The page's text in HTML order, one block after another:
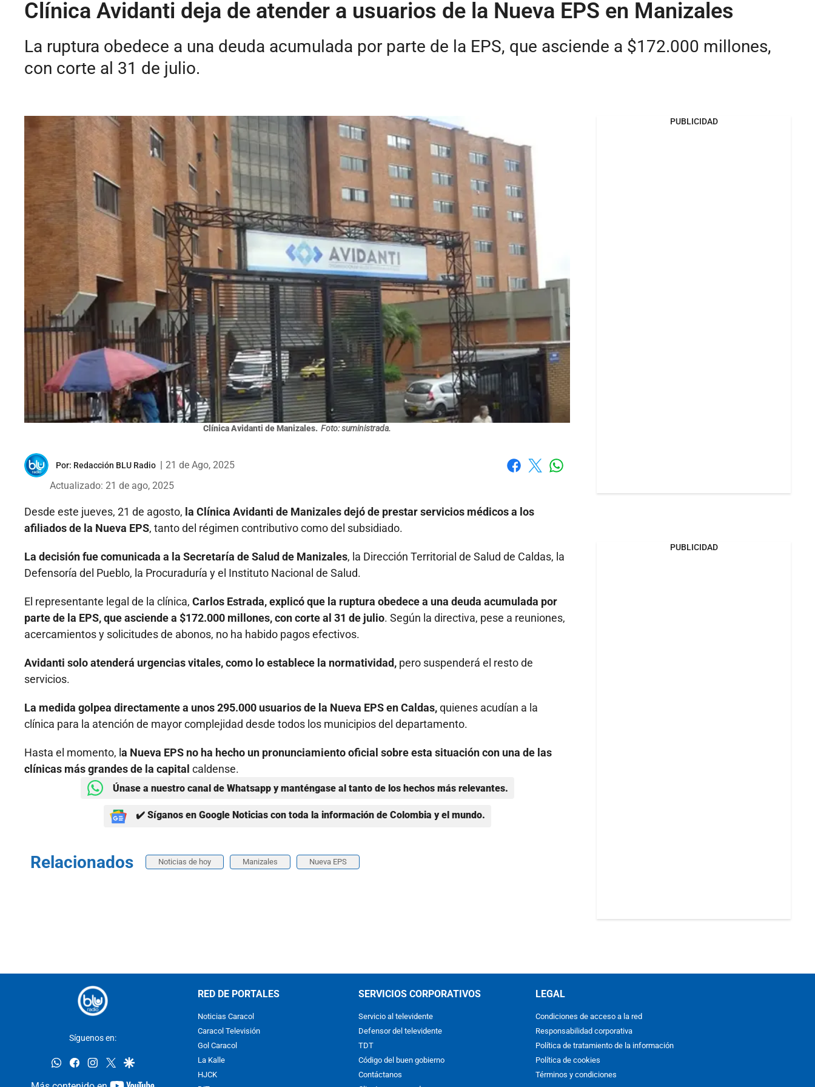
Clínica Avidanti deja de atender a usuarios de la Nueva EPS en Manizales
La ruptura obedece a una deuda acumulada por parte de la EPS, que asciende a $172.000 millones,
con corte al 31 de julio.
Clínica Avidanti de Manizales. Foto: suministrada.
Por: Redacción BLU Radio
21 de Ago, 2025
Actualizado: 21 de ago, 2025
Desde este jueves, 21 de agosto, la Clínica Avidanti de Manizales dejó de prestar servicios médicos a los
afiliados de la Nueva EPS, tanto del régimen contributivo como del subsidiado.
La decisión fue comunicada a la Secretaría de Salud de Manizales, la Dirección Territorial de Salud de Caldas, la
Defensoría del Pueblo, la Procuraduría y el Instituto Nacional de Salud.
El representante legal de la clínica, Carlos Estrada, explicó que la ruptura obedece a una deuda acumulada por
parte de la EPS, que asciende a $172.000 millones, con corte al 31 de julio. Según la directiva, pese a reuniones,
acercamientos y solicitudes de abonos, no ha habido pagos efectivos.
Avidanti solo atenderá urgencias vitales, como lo establece la normatividad, pero suspenderá el resto de
servicios.
La medida golpea directamente a unos 295.000 usuarios de la Nueva EPS en Caldas,quienes acudían a la
clínica para la atención de mayor complejidad desde todos los municipios del departamento.
Hasta el momento, l a Nueva EPS no ha hecho un pronunciamiento oficial sobre esta situación con una de las
clínicas más grandes de la capital caldense.
Únase a nuestro canal de Whatsapp y manténgase al tanto de los hechos más relevantes.
✔️ Síganos en Google Noticias con toda la información de Colombia y el mundo.
Relacionados Noticias de hoy Manizales Nueva EPS
PUBLICIDAD
PUBLICIDAD
Síguenos en:
whatsappfacebookinstagram
twittergoogle
RED DE PORTALES
Noticias Caracol
Caracol Televisión
Gol Caracol
La Kalle
HJCK
SERVICIOS CORPORATIVOS
Servicio al televidente
Defensor del televidente
TDT
Código del buen gobierno
Contáctanos
LEGAL
Condiciones de acceso a la red
Responsabilidad corporativa
Política de tratamiento de la información
Política de cookies
Términos y condiciones